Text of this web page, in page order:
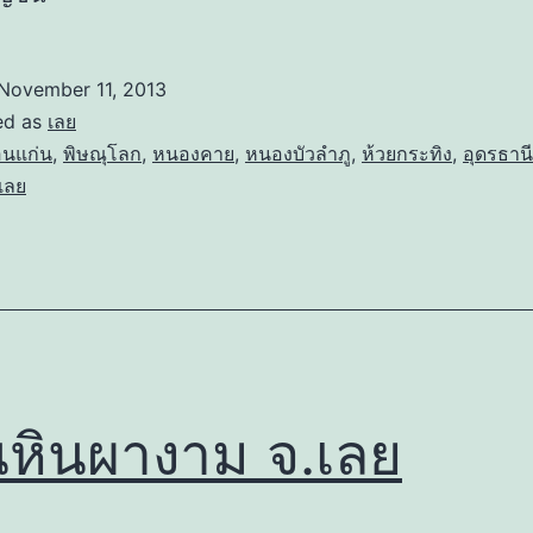
11, 2013
as เลย
แก่น, พิษณุโลก, หนองคาย, หนองบัวลำภู, ห้วยกระทิง, อุดรธานี
ลย
นผางาม จ.เลย